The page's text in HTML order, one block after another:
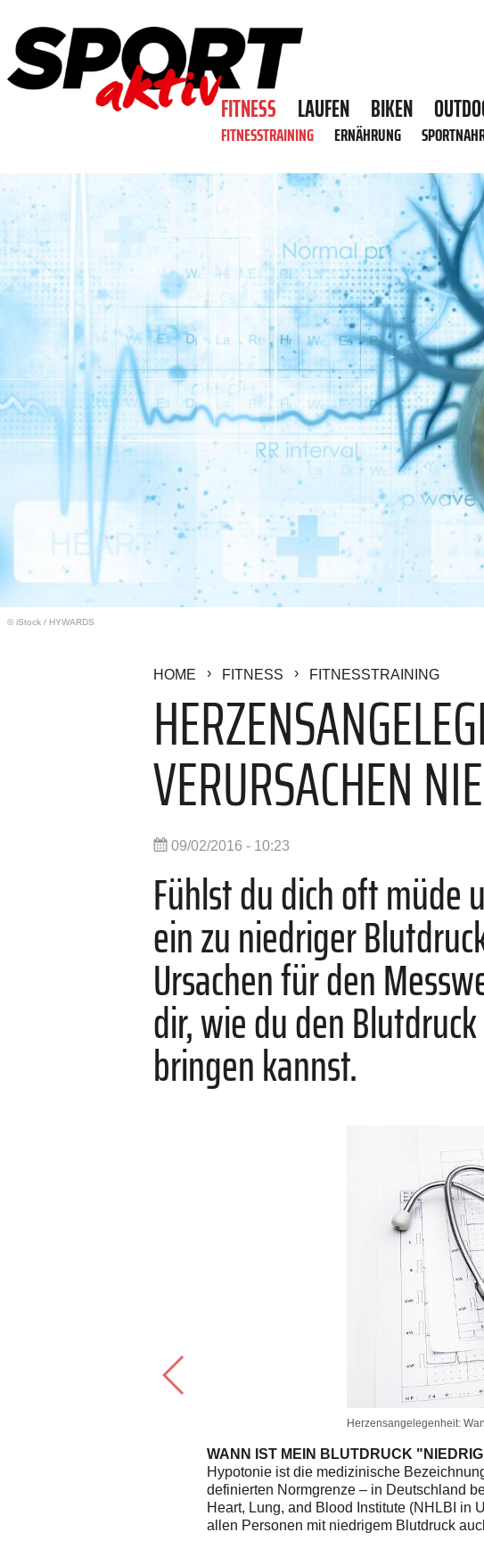
FITNESS LAUFEN BIKEN
FITNESSTRAINING ERNÄHRUNG
© iStock / HYWARDS
HOME FITNESS FITNESSTRAINING
VERURSACHEN
09/02/2016 - 10:23
Fühlst du dich oft müde
ein zu niedriger
Ursachen für den
dir, wie du den
bringen kannst.
Herzensangelegenheit:
WANN IST MEIN BLUTDRUCK
Hypotonie ist die medizinische
definierten Normgrenze – in Deutschland
Heart, Lung, and Blood Institute (NHLBI in
allen Personen mit niedrigem Blutdruck